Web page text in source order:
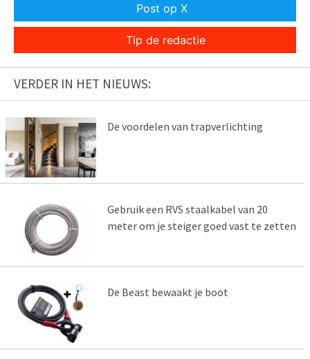
Post op X
Tip de redactie
VERDER IN HET NIEUWS:
De voordelen van trapverlichting
Gebruik een RVS staalkabel van 20
meter om je steiger goed vast te zetten
De Beast bewaakt je boot